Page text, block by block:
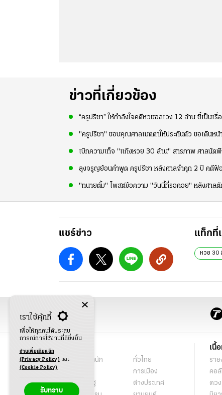
ข่าวที่เกี่ยวข้อง
“ครูปรีชา” ให้กำลังใจคดีหวยอลเวง 12 ล้าน ชี้เป็นเ
"ครูปรีชา" ขอบคุณศาลเมตตาให้ประกันตัว ขอเดินห
เบิกความเท็จ "แก๊งหวย 30 ล้าน" สารภาพ ศาลนัด
ลุงจรูญย้อนคำพูด ครูปรีชา หลังศาลจำคุก 2 ปี คดีฟ้
"ทนายตั้ม" โพสต์ข้อความ "วันนี้ที่รอคอย" หลังศาล
แชร์ข่าว แท็กที่
หวย 30
พระราชสำนัก
ทั่วไทย
การเมือง
นโยบายรัฐ
ต่างประเทศ
เนื้
รา
คอ
ดวง
เราใช้คุ้กกี้
เพื่อให้ทุกคนได้ประสบ
การณ์การใช้งานที่ดียิ่งขึ้น
อ่านเพิ่มเติมคลิก
(Privacy Policy) และ
(Cookie Policy)
รับทราบ